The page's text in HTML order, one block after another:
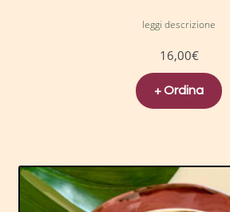
leggi descrizione
16,00€
+ Ordina